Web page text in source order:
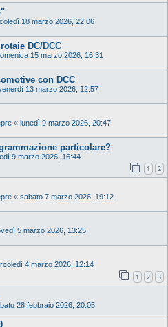
18 marzo 2026, 22:06
DC/DCC
15 marzo 2026, 16:31
con DCC
13 marzo 2026, 12:57
« lunedì 9 marzo 2026, 20:47
particolare?
9 marzo 2026, 16:44
1 2
« sabato 7 marzo 2026, 19:12
5 marzo 2026, 13:25
4 marzo 2026, 12:14
1 2 3
28 febbraio 2026, 20:05